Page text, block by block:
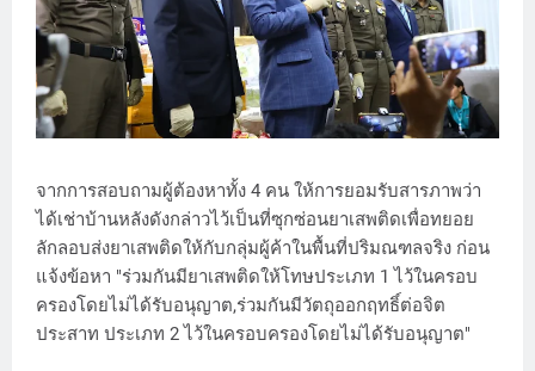
จากการสอบถามผู้ต้องหาทั้ง 4 คน ให้การยอมรับสารภาพว่า
ได้เช่าบ้านหลังดังกล่าวไว้เป็นที่ซุกซ่อนยาเสพติดเพื่อทยอย
ลักลอบส่งยาเสพติดให้กับกลุ่มผู้ค้าในพื้นที่ปริมณฑลจริง ก่อน
แจ้งข้อหา "ร่วมกันมียาเสพติดให้โทษประเภท 1 ไว้ในครอบ
ครองโดยไม่ได้รับอนุญาต,ร่วมกันมีวัตถุออกฤทธิ์ต่อจิต
ประสาท ประเภท 2 ไว้ในครอบครองโดยไม่ได้รับอนุญาต"